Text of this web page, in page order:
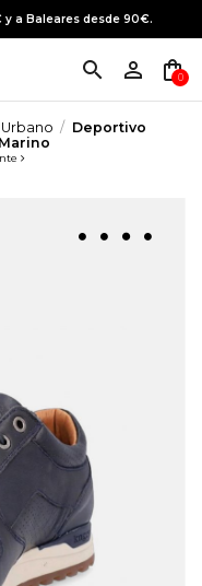
a Baleares desde 90€.
search person_outline shopping_bag
0
Urbano
Deportivo